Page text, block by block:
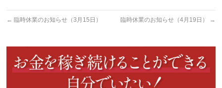
← 臨時休業のお知らせ（3月15日） 臨時休業のお知らせ（4月19日） →